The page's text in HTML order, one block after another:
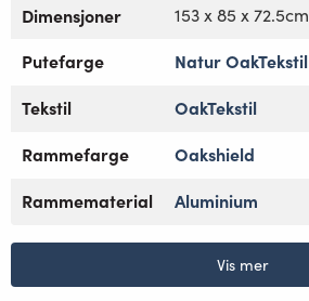
Dimensjoner
153 x 85 x 72.5cm
Putefarge Natur OakTekstil
Tekstil
OakTekstil
Rammefarge
Oakshield
Rammematerial
Aluminium
Vis mer